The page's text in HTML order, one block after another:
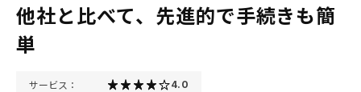
他社と比べて、先進的で手続きも簡
単
サービス： 4.0